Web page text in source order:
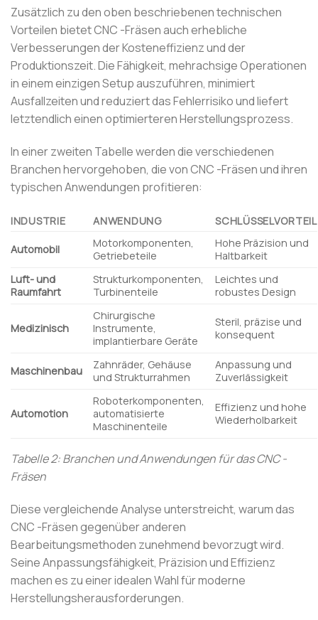
Zusätzlich zu den oben beschriebenen technischen
Vorteilen bietet CNC -Fräsen auch erhebliche
Verbesserungen der Kosteneffizienz und der
Produktionszeit. Die Fähigkeit, mehrachsige Operationen
in einem einzigen Setup auszuführen, minimiert
Ausfallzeiten und reduziert das Fehlerrisiko und liefert
letztendlich einen optimierteren Herstellungsprozess.
In einer zweiten Tabelle werden die verschiedenen
Branchen hervorgehoben, die von CNC -Fräsen und ihren
typischen Anwendungen profitieren:
INDUSTRIE ANWENDUNG SCHLÜSSELVORTEIL
Automobil
Motorkomponenten,
Getriebeteile
Hohe Präzision und
Haltbarkeit
Luft- und
Raumfahrt
Strukturkomponenten,
Turbinenteile
Leichtes und
robustes Design
Medizinisch
Chirurgische
Instrumente,
implantierbare Geräte
Steril, präzise und
konsequent
Maschinenbau
Zahnräder, Gehäuse
und Strukturrahmen
Anpassung und
Zuverlässigkeit
Automotion
Roboterkomponenten,
automatisierte
Maschinenteile
Effizienz und hohe
Wiederholbarkeit
Tabelle 2: Branchen und Anwendungen für das CNC -
Fräsen
Diese vergleichende Analyse unterstreicht, warum das
CNC -Fräsen gegenüber anderen
Bearbeitungsmethoden zunehmend bevorzugt wird.
Seine Anpassungsfähigkeit, Präzision und Effizienz
machen es zu einer idealen Wahl für moderne
Herstellungsherausforderungen.